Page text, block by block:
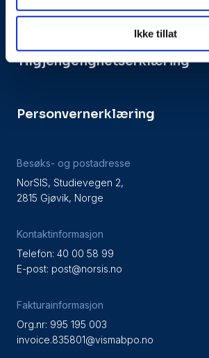
Ikke tillat
Tilgjengelighetserklæring
Personvernerklæring
Besøks- og postadresse
NorSIS, Studievegen 2,
2815 Gjøvik, Norge
Kontaktinformasjon
Telefon: 40 00 58 99
E-post: post@norsis.no
Fakturainformasjon
Org.nr: 995 195 003
invoice.835801@vismabpo.no